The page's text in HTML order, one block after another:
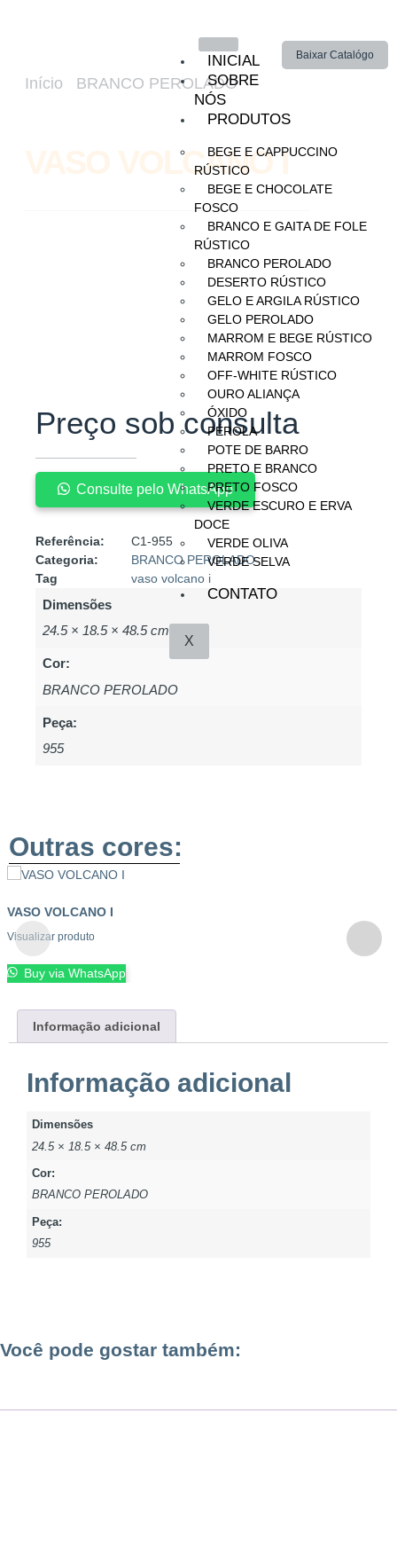
INICIAL
SOBRE
NÓS
PRODUTOS
BEGE E CAPPUCCINO
RÚSTICO
BEGE E CHOCOLATE
FOSCO
BRANCO E GAITA DE FOLE
RÚSTICO
BRANCO PEROLADO
DESERTO RÚSTICO
GELO E ARGILA RÚSTICO
GELO PEROLADO
MARROM E BEGE RÚSTICO
MARROM FOSCO
OFF-WHITE RÚSTICO
OURO ALIANÇA
ÓXIDO
PÉROLA
POTE DE BARRO
PRETO E BRANCO
PRETO FOSCO
VERDE ESCURO E ERVA
DOCE
VERDE OLIVA
VERDE SELVA
CONTATO
X
Baixar Catalógo
Início BRANCO PEROLADO/ VASO
VASO VOLCANO I
Preço sob consulta
Consulte pelo WhatsApp
Referência:
C1-955
Categoria:
BRANCO PEROLADO
Tag
vaso volcano i
Dimensões
24.5 × 18.5 × 48.5 cm
Cor:
BRANCO PEROLADO
Peça:
955
Outras cores:
VASO VOLCANO I
Visualizar produto
Buy via WhatsApp
Informação adicional
Informação adicional
Dimensões
24.5 × 18.5 × 48.5 cm
Cor:
BRANCO PEROLADO
Peça:
955
Você pode gostar também: